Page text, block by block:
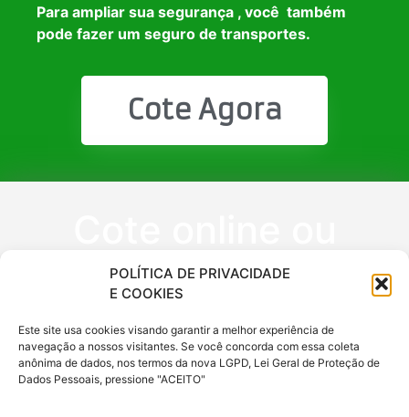
POLÍTICA DE PRIVACIDADE
E COOKIES
Este site usa cookies visando garantir a melhor experiência de
navegação a nossos visitantes. Se você concorda com essa coleta
anônima de dados, nos termos da nova LGPD, Lei Geral de Proteção de
Dados Pessoais, pressione "ACEITO"
Para ampliar sua segurança , você também
pode fazer um seguro de transportes.
Cote Agora
peça via
WhatsApp
(11) 9 6620